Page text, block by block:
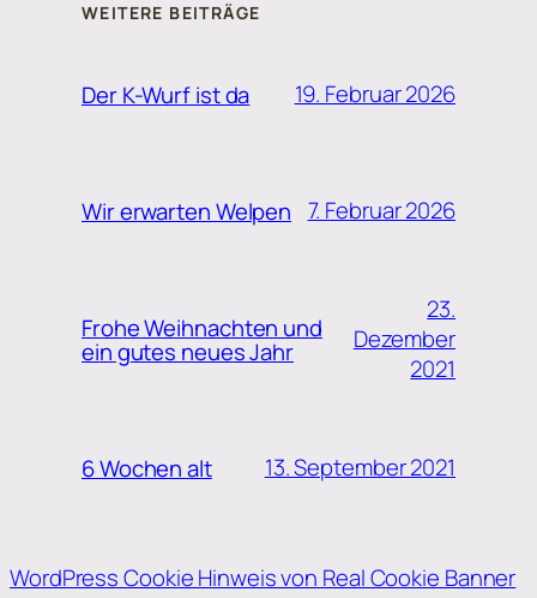
WEITERE BEITRÄGE
Der K-Wurf ist da 19. Februar 2026
Wir erwarten Welpen 7. Februar 2026
Frohe Weihnachten und
ein gutes neues Jahr
23.
Dezember
2021
6 Wochen alt 13. September 2021
WordPress Cookie Hinweis von Real Cookie Banner